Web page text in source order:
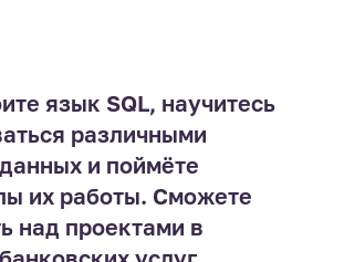
язык SQL, научитесь
различными
и поймёте
их работы. Сможете
над проектами в